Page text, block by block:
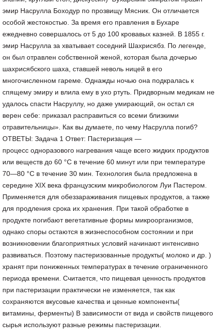
эмир Насрулла Боходур по прозвищу Мясник. Он отличается
особой жестокостью. За время его правления в Бухаре
ежедневно совершалось от 5 до 100 кровавых казней. В 1855 г.
эмир Насрулла за хватывает соседний Шахрисябз. По легенде,
он был отравлен собственной женой, которая была дочерью
шахрисябского шаха, ставшей неволь ницей в его
многочисленном гареме. Однажды ночью она подкралась к
спящему эмиру и влила ему в ухо ртуть. Придворным медикам не
удалось спасти Насруллу, но даже умирающий, он остал ся
верен себе: приказал расправиться со всеми близкими
отравительницы». Как вы думаете, по чему Насрулла погиб?
ОТВЕТЫ: Задача 1 Ответ: Пастеризация —
процесс одноразового нагревания чаще всего жидких продуктов
или веществ до 60 °C в течение 60 минут или при температуре
70—80 °C в течение 30 мин. Технология была предложена в
середине XIX века французским микробиологом Луи Пастером.
Применяется для обеззараживания пищевых продуктов, а также
для продления срока их хранения. При такой обработке в
продукте погибают вегетативные формы микроорганизмов,
однако споры остаются в жизнеспособном состоянии и при
возникновении благоприятных условий начинают интенсивно
развиваться. Поэтому пастеризованные продукты( молоко и др. )
хранят при пониженных температурах в течение ограниченного
периода времени. Считается, что пищевая ценность продуктов
при пастеризации практически не изменяется, так как
сохраняются вкусовые качества и ценные компоненты(
витамины, ферменты) В зависимости от вида и свойств пищевого
сырья используют разные режимы пастеризации.